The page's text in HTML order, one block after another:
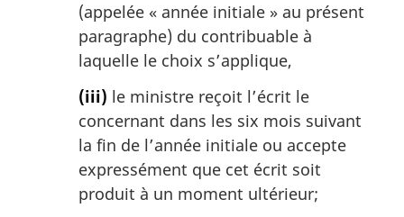
(appelée « année initiale » au présent
paragraphe) du contribuable à
laquelle le choix s’applique,
(iii) le ministre reçoit l’écrit le
concernant dans les six mois suivant
la fin de l’année initiale ou accepte
expressément que cet écrit soit
produit à un moment ultérieur;